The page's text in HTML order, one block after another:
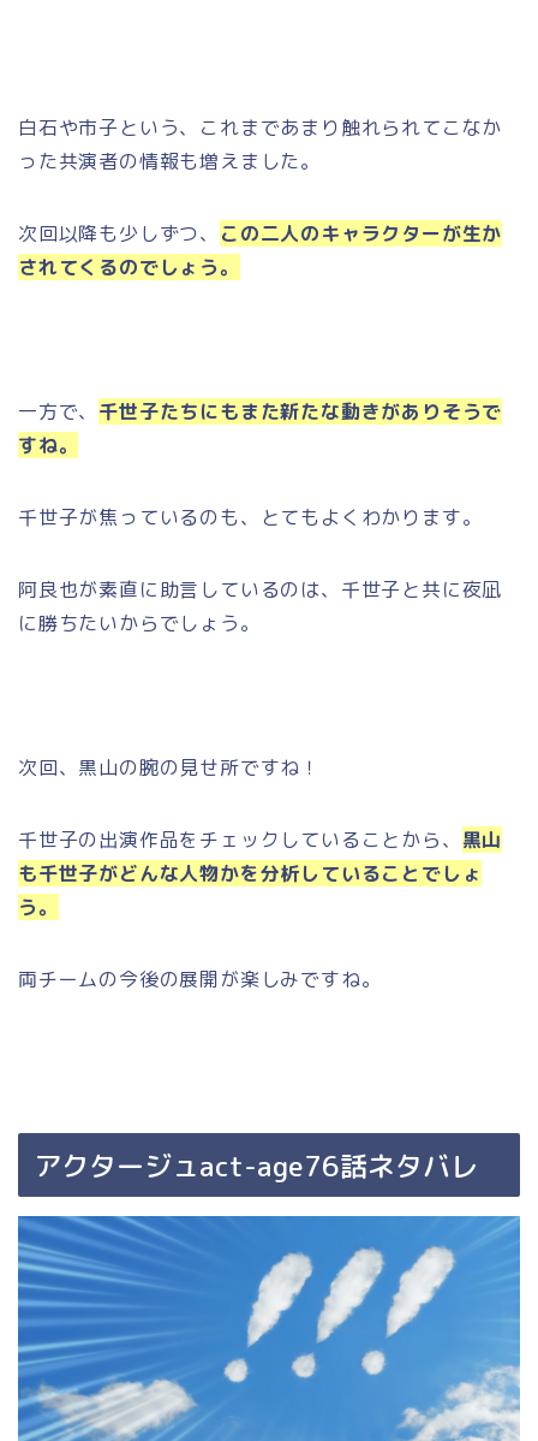
白石や市子という、これまであまり触れられてこなか
った共演者の情報も増えました。
次回以降も少しずつ、 この二人のキャラクターが生か
されてくるのでしょう。
一方で、 千世子たちにもまた新たな動きがありそうで
すね。
千世子が焦っているのも、とてもよくわかります。
阿良也が素直に助言しているのは、千世子と共に夜凪
に勝ちたいからでしょう。
次回、黒山の腕の見せ所ですね！
千世子の出演作品をチェックしていることから、 黒山
も千世子がどんな人物かを分析していることでしょ
う。
両チームの今後の展開が楽しみですね。
アクタージュact-age76話ネタバレ